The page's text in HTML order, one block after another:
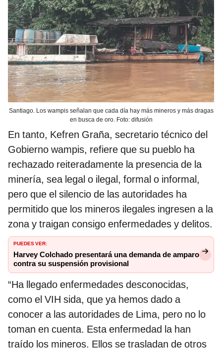
Santiago. Los wampis señalan que cada día hay más mineros y más dragas
en busca de oro. Foto: difusión
En tanto, Kefren Graña, secretario técnico del
Gobierno wampis, refiere que su pueblo ha
rechazado reiteradamente la presencia de la
minería, sea legal o ilegal, formal o informal,
pero que el silencio de las autoridades ha
permitido que los mineros ilegales ingresen a la
zona y traigan consigo enfermedades y delitos.
PUEDES VER:
Harvey Colchado presentará una demanda de amparo
contra su suspensión provisional
“Ha llegado enfermedades desconocidas,
como el VIH sida, que ya hemos dado a
conocer a las autoridades de Lima, pero no lo
toman en cuenta. Esta enfermedad la han
traído los mineros. Ellos se trasladan de otros